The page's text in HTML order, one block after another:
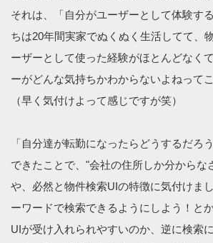
それは、「自分がユーザーとして体験す
ちは20年間実家でぬくぬく生活してて、
ーザーとして使った経験がほとんどなく
ーがどんな気持ちかわからないよねって
（早く気付けよって感じですが笑）
「自分達が転勤になったらどうするだろ
できたことで、"会社の住所しか分からな
や、必然と物件検索UIの特徴に気付けま
ーワードで検索できるようにしよう！と
UIが受け入れられやすいのか、逆に検索